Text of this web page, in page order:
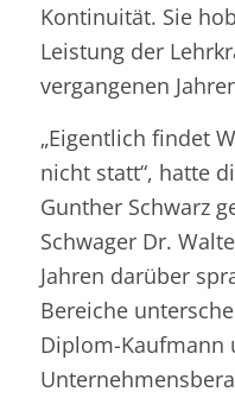
Kontinuität. Sie
Leistung der
vergangenen
„Eigentlich findet
nicht statt“, hatte
Gunther Schwarz
Schwager Dr.
Jahren darüber
Bereiche
Diplom-Kaufmann